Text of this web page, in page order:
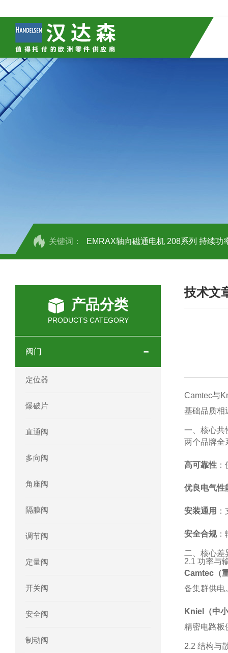
关键词： EMRAX轴向磁通电机 208系列 持续功
OEMER三相同步电机MTES 132SB/2
OEMER三相同步电机MTES 160MA/2
OEMER电机QLS 180M环保农业领域
mini motor电机AM 80P参数特点介绍
mini motor电机AM 440M3T参数特点介
mini motor电机MCE 320P2T参数特点
AC-motoren交流电机FCA 132S-4/
AC-motoren交流电机ACM 160M-4参
AC-MOTOREN电机FCPA 71B-2参数
产品分类
PRODUCTS CATEGORY
阀门
定位器
爆破片
直通阀
多向阀
角座阀
隔膜阀
调节阀
定量阀
开关阀
安全阀
制动阀
技术文
Camtec与
基础品质相
一、核心共
两个品牌全
高可靠性：
优良电气性
安装通用
安全合规：
二、核心差
2.1 功率与
Camtec（
备集群供电
Kniel（中
精密电路板
2.2 结构与